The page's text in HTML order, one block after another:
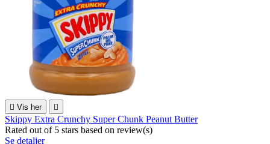
 Vis her 
Skippy Extra Crunchy Super Chunk Peanut Butter
Rated out of 5 stars based on review(s)
Se detaljer